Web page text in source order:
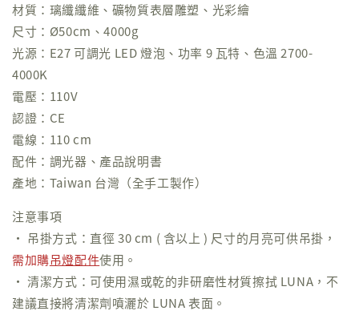
材質：璃纖纖維、礦物質表層雕塑、光彩繪
尺寸：Ø50cm、4000g
光源：E27 可調光 LED 燈泡、功率 9 瓦特、色溫 2700-
4000K
電壓：110V
認證：CE
電線：110 cm
配件：調光器、產品說明書
產地：Taiwan 台灣（全手工製作）
注意事項
• 吊掛方式：直徑 30 cm ( 含以上 ) 尺寸的月亮可供吊掛，
需加購吊燈配件使用。
• 清潔方式：可使用濕或乾的非研磨性材質擦拭 LUNA，不
建議直接將清潔劑噴灑於 LUNA 表面。